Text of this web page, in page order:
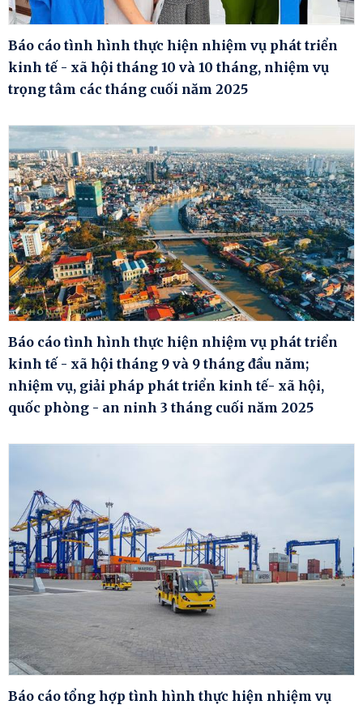
Báo cáo tình hình thực hiện nhiệm vụ phát triển
kinh tế - xã hội tháng 10 và 10 tháng, nhiệm vụ
trọng tâm các tháng cuối năm 2025
Báo cáo tình hình thực hiện nhiệm vụ phát triển
kinh tế - xã hội tháng 9 và 9 tháng đầu năm;
nhiệm vụ, giải pháp phát triển kinh tế- xã hội,
quốc phòng - an ninh 3 tháng cuối năm 2025
Báo cáo tổng hợp tình hình thực hiện nhiệm vụ